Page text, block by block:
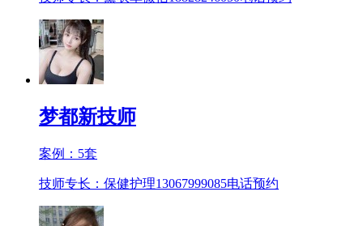
梦都新技师
案例： 5套
技师专长：保健护理13067999085电话预约